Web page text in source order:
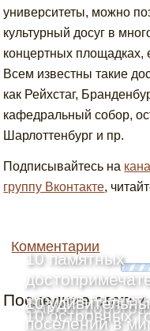
университеты, можно
культурный досуг в
концертных площадках,
Всем известны такие
как Рейхстаг,
кафедральный собор,
Шарлоттенбург и пр.
Подписывайтесь на
группу Вконтакте,
Комментарии
Последние статьи
10 памятных
уголков
Самый дорогой
10 островных
10
поселений в